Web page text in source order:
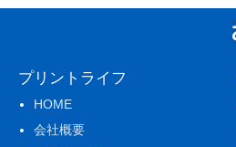
プリントライフ
HOME
会社概要